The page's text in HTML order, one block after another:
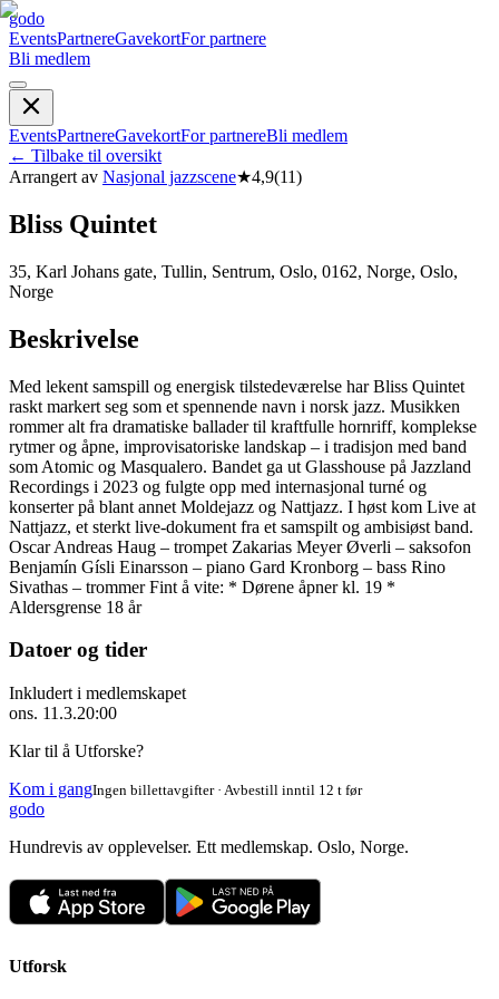
godo
EventsPartnereGavekortFor partnere
Bli medlem
EventsPartnereGavekortFor partnereBli medlem
← Tilbake til oversikt
Arrangert av Nasjonal jazzscene★4,9(11)
B­l­i­s­s­ Quintet
35, Karl Johans gate, Tullin, Sentrum, Oslo, 0162, Norge, Oslo,
Norge
Beskrivelse
Med lekent samspill og energisk tilstedeværelse har Bliss Quintet
raskt markert seg som et spennende navn i norsk jazz. Musikken
rommer alt fra dramatiske ballader til kraftfulle hornriff, komplekse
rytmer og åpne, improvisatoriske landskap – i tradisjon med band
som Atomic og Masqualero. Bandet ga ut Glasshouse på Jazzland
Recordings i 2023 og fulgte opp med internasjonal turné og
konserter på blant annet Moldejazz og Nattjazz. I høst kom Live at
Nattjazz, et sterkt live-dokument fra et samspilt og ambisiøst band.
Oscar Andreas Haug – trompet Zakarias Meyer Øverli – saksofon
Benjamín Gísli Einarsson – piano Gard Kronborg – bass Rino
Sivathas – trommer Fint å vite: * Dørene åpner kl. 19 *
Aldersgrense 18 år
Datoer og tider
Inkludert i medlemskapet
ons. 11.3.20:00
Klar til å Utforske?
Kom i gangIngen billettavgifter · Avbestill inntil 12 t før
godo
Hundrevis av opplevelser. Ett medlemskap. Oslo, Norge.
Utforsk